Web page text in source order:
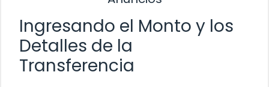
Ingresando el Monto y los
Detalles de la
Transferencia